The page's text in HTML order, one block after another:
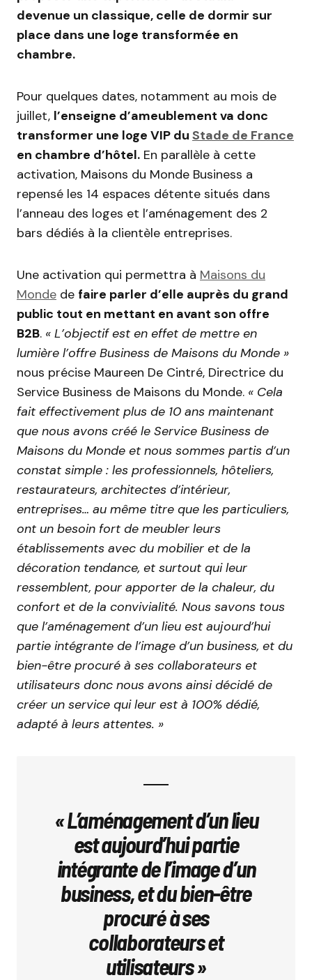
devenue un classique, celle de dormir sur
place dans une loge transformée en
chambre.
Pour quelques dates, notamment au mois de
juillet, l’enseigne d’ameublement va donc
transformer une loge VIP du Stade de France
en chambre d’hôtel. En parallèle à cette
activation, Maisons du Monde Business a
repensé les 14 espaces détente situés dans
l’anneau des loges et l’aménagement des 2
bars dédiés à la clientèle entreprises.
Une activation qui permettra à Maisons du
Monde de faire parler d’elle auprès du grand
public tout en mettant en avant son offre
B2B. « L’objectif est en effet de mettre en
lumière l’offre Business de Maisons du Monde »
nous précise Maureen De Cintré, Directrice du
Service Business de Maisons du Monde. « Cela
fait effectivement plus de 10 ans maintenant
que nous avons créé le Service Business de
Maisons du Monde et nous sommes partis d’un
constat simple : les professionnels, hôteliers,
restaurateurs, architectes d’intérieur,
entreprises… au même titre que les particuliers,
ont un besoin fort de meubler leurs
établissements avec du mobilier et de la
décoration tendance, et surtout qui leur
ressemblent, pour apporter de la chaleur, du
confort et de la convivialité. Nous savons tous
que l’aménagement d’un lieu est aujourd’hui
partie intégrante de l’image d’un business, et du
bien-être procuré à ses collaborateurs et
utilisateurs donc nous avons ainsi décidé de
créer un service qui leur est à 100% dédié,
adapté à leurs attentes. »
« L’aménagement d’un lieu
est aujourd’hui partie
intégrante de l’image d’un
business, et du bien-être
procuré à ses
collaborateurs et
utilisateurs »